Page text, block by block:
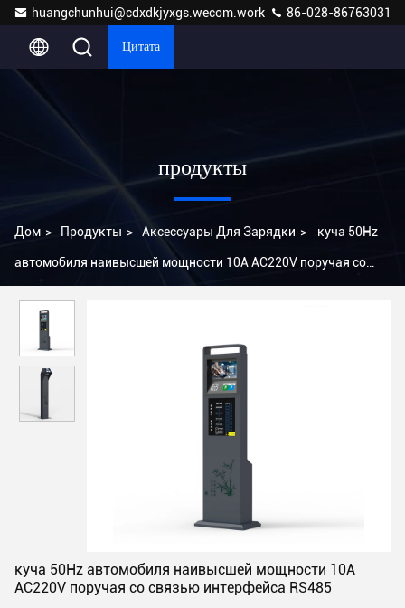
huangchunhui@cdxdkjyxgs.wecom.work 86-028-86763031
Цитата
продукты
Дом > Продукты > Аксессуары Для Зарядки > куча 50Hz
автомобиля наивысшей мощности 10A AC220V поручая со
куча 50Hz автомобиля наивысшей мощности 10A
AC220V поручая со связью интерфейса RS485